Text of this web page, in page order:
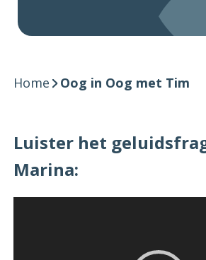
Home Oog in Oog met Tim
Luister het
Marina: